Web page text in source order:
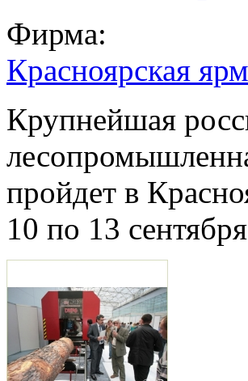
Фирма:
Красноярская
Крупнейшая
пройдет в
10 по 13